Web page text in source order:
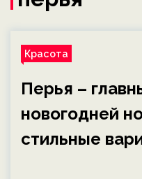
Красота
Перья –
новогодней
стильные